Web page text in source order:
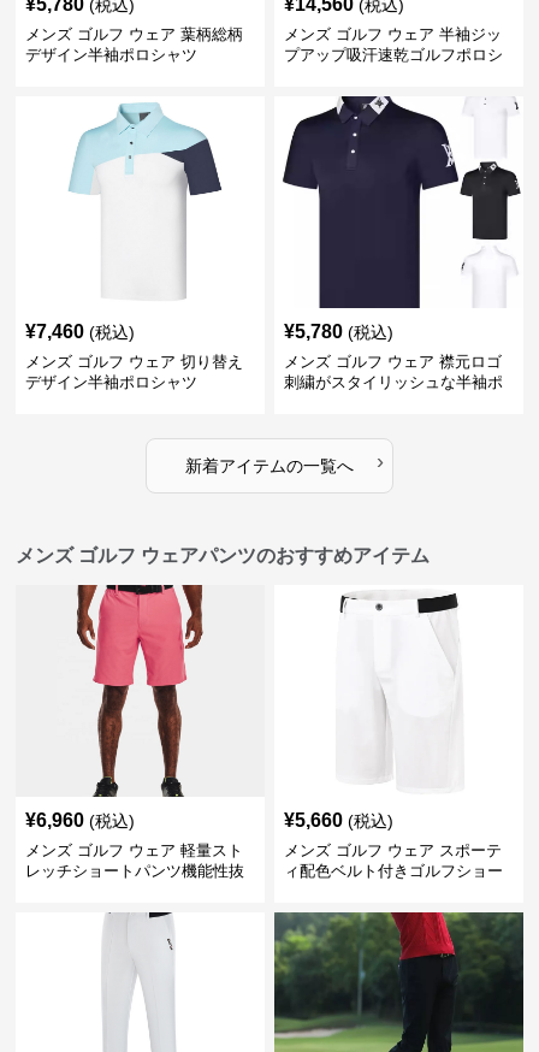
¥5,780 (税込)
メンズ ゴルフ ウェア 葉柄総柄
デザイン半袖ポロシャツ
¥14,560 (税込)
メンズ ゴルフ ウェア 半袖ジッ
プアップ吸汗速乾ゴルフポロシ
¥7,460 (税込)
メンズ ゴルフ ウェア 切り替え
デザイン半袖ポロシャツ
¥5,780 (税込)
メンズ ゴルフ ウェア 襟元ロゴ
刺繍がスタイリッシュな半袖ポ
新着アイテムの一覧へ ›
メンズ ゴルフ ウェアパンツのおすすめアイテム
¥6,960 (税込)
メンズ ゴルフ ウェア 軽量スト
レッチショートパンツ機能性抜
¥5,660 (税込)
メンズ ゴルフ ウェア スポーテ
ィ配色ベルト付きゴルフショー